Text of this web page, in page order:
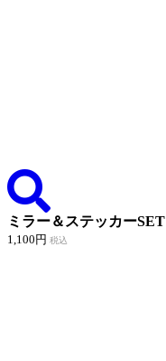
ミラー＆ステッカーSET
1,100円 税込